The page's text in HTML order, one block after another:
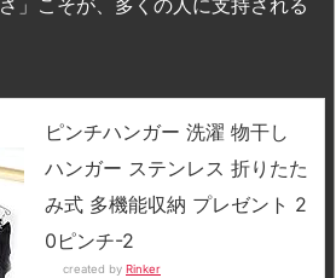
」こそが、多くの人に支持される
ピンチハンガー 洗濯 物干し
ハンガー ステンレス 折りたた
み式 多機能収納 プレゼント 2
0ピンチ-2
created by Rinker